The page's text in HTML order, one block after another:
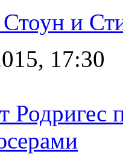
и
17:30
Родригес